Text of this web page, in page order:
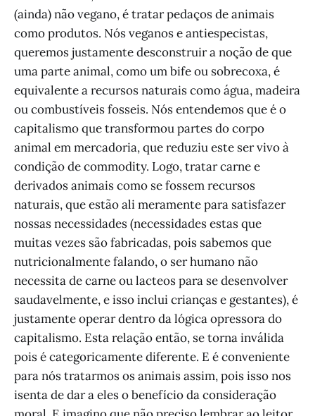
(ainda) não vegano, é tratar pedaços de animais
como produtos. Nós veganos e antiespecistas,
queremos justamente desconstruir a noção de que
uma parte animal, como um bife ou sobrecoxa, é
equivalente a recursos naturais como água, madeira
ou combustíveis fosseis. Nós entendemos que é o
capitalismo que transformou partes do corpo
animal em mercadoria, que reduziu este ser vivo à
condição de commodity. Logo, tratar carne e
derivados animais como se fossem recursos
naturais, que estão ali meramente para satisfazer
nossas necessidades (necessidades estas que
muitas vezes são fabricadas, pois sabemos que
nutricionalmente falando, o ser humano não
necessita de carne ou lacteos para se desenvolver
saudavelmente, e isso inclui crianças e gestantes), é
justamente operar dentro da lógica opressora do
capitalismo. Esta relação então, se torna inválida
pois é categoricamente diferente. E é conveniente
para nós tratarmos os animais assim, pois isso nos
isenta de dar a eles o benefício da consideração